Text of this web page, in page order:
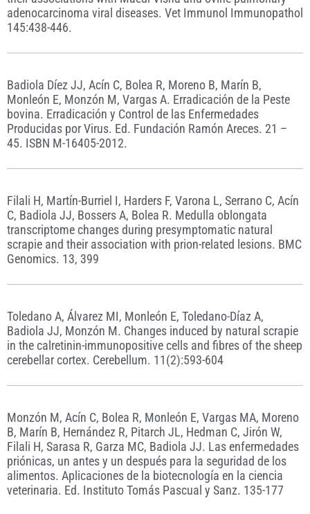
adenocarcinoma viral diseases. Vet Immunol Immunopathol
145:438-446.
Badiola Díez JJ, Acín C, Bolea R, Moreno B, Marín B,
Monleón E, Monzón M, Vargas A. Erradicación de la Peste
bovina. Erradicación y Control de las Enfermedades
Producidas por Virus. Ed. Fundación Ramón Areces. 21 –
45. ISBN M-16405-2012.
Filali H, Martín-Burriel I, Harders F, Varona L, Serrano C, Acín
C, Badiola JJ, Bossers A, Bolea R. Medulla oblongata
transcriptome changes during presymptomatic natural
scrapie and their association with prion-related lesions. BMC
Genomics. 13, 399
Toledano A, Álvarez MI, Monleón E, Toledano-Díaz A,
Badiola JJ, Monzón M. Changes induced by natural scrapie
in the calretinin-immunopositive cells and fibres of the sheep
cerebellar cortex. Cerebellum. 11(2):593-604
Monzón M, Acín C, Bolea R, Monleón E, Vargas MA, Moreno
B, Marín B, Hernández R, Pitarch JL, Hedman C, Jirón W,
Filali H, Sarasa R, Garza MC, Badiola JJ. Las enfermedades
priónicas, un antes y un después para la seguridad de los
alimentos. Aplicaciones de la biotecnología en la ciencia
veterinaria. Ed. Instituto Tomás Pascual y Sanz. 135-177